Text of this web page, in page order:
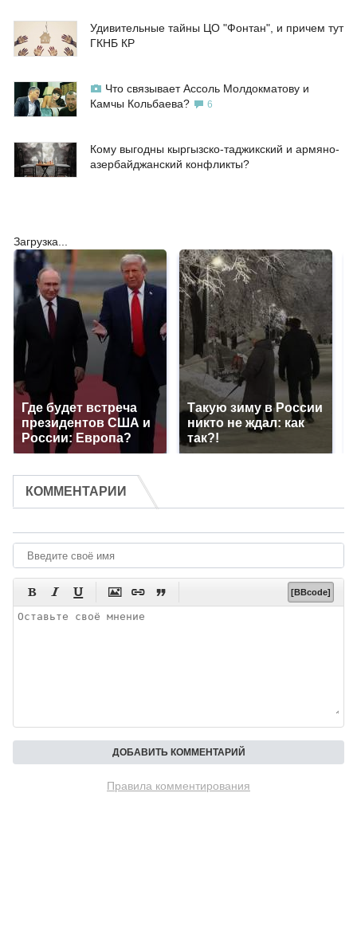
Удивительные тайны ЦО "Фонтан", и причем тут
ГКНБ КР
Что связывает Ассоль Молдокматову и
Камчы Кольбаева?
6
Кому выгодны кыргызско-таджикский и армяно-
азербайджанский конфликты?
Загрузка...
Где будет встреча
президентов США и
России: Европа?
Такую зиму в России
никто не ждал: как
так?!
КОММЕНТАРИИ
      [BBcode]
Правила комментирования